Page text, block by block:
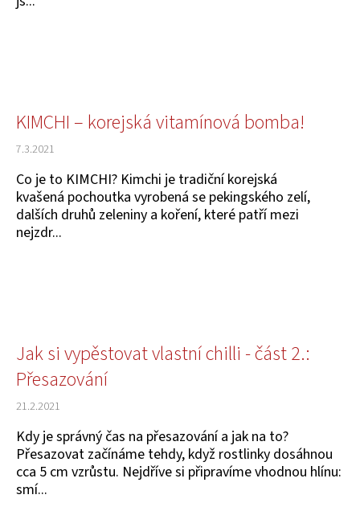
KIMCHI – korejská vitamínová bomba!
7.3.2021
Co je to KIMCHI? Kimchi je tradiční korejská
kvašená pochoutka vyrobená se pekingského zelí,
dalších druhů zeleniny a koření, které patří mezi
nejzdr...
Jak si vypěstovat vlastní chilli - část 2.:
Přesazování
21.2.2021
Kdy je správný čas na přesazování a jak na to?
Přesazovat začínáme tehdy, když rostlinky dosáhnou
cca 5 cm vzrůstu. Nejdříve si připravíme vhodnou hlínu:
smí...